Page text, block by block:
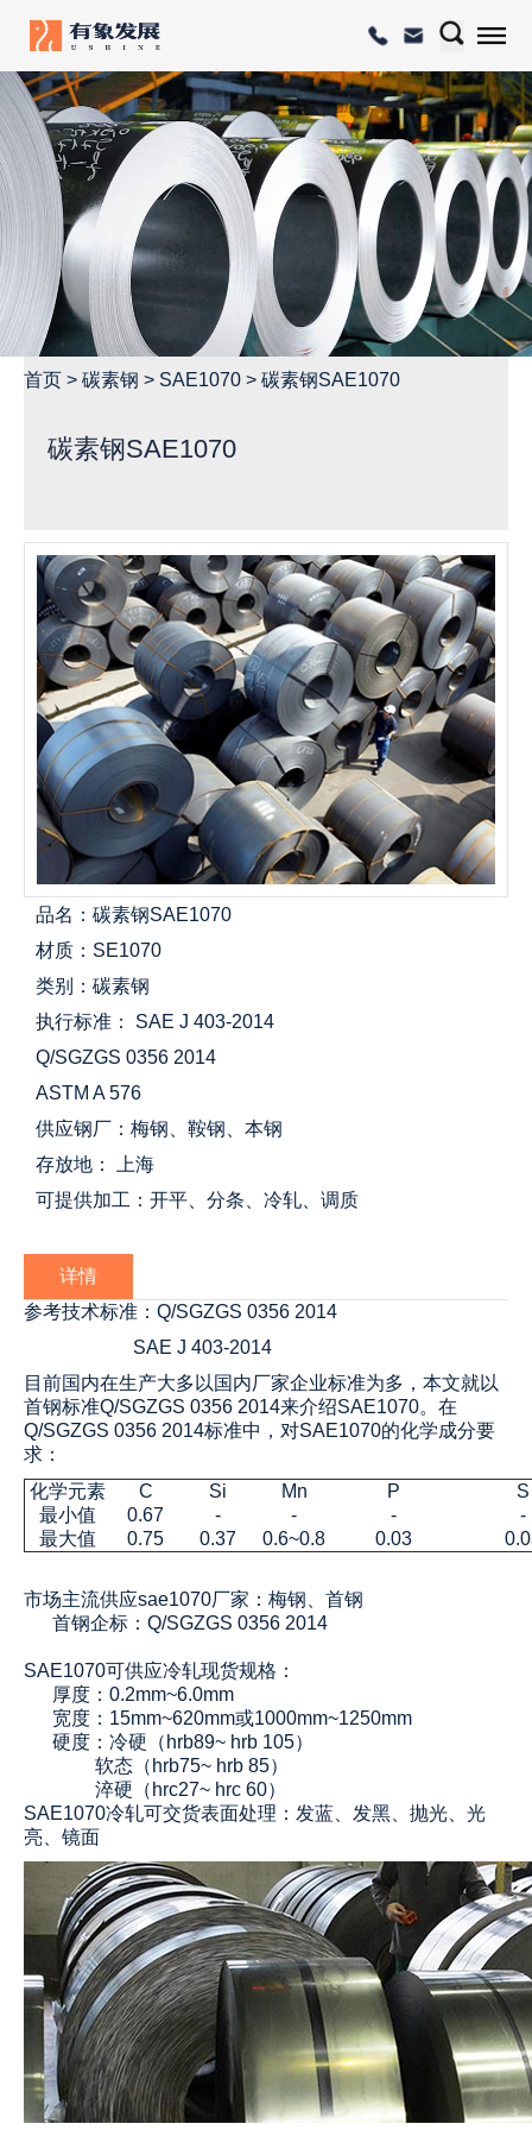
首页 > 碳素钢 > SAE1070 > 碳素钢SAE1070
碳素钢SAE1070
品名：碳素钢SAE1070
材质：SE1070
类别：碳素钢
执行标准： SAE J 403-2014
Q/SGZGS 0356 2014
ASTM A 576
供应钢厂：梅钢、鞍钢、本钢
存放地： 上海
可提供加工：开平、分条、冷轧、调质
详情
参考技术标准：Q/SGZGS 0356 2014
SAE J 403-2014
目前国内在生产大多以国内厂家企业标准为多，本文就以
首钢标准Q/SGZGS 0356 2014来介绍SAE1070。在
Q/SGZGS 0356 2014标准中，对SAE1070的化学成分要
求：
化学元素
C Si Mn P
S
最小值
0.67 - - -
-
最大值
0.75 0.37 0.6~0.8 0.03
市场主流供应sae1070厂家：梅钢、首钢
首钢企标：Q/SGZGS 0356 2014
SAE1070可供应冷轧现货规格：
厚度：0.2mm~6.0mm
宽度：15mm~620mm或1000mm~1250mm
硬度：冷硬（hrb89~ hrb 105）
软态（hrb75~ hrb 85）
淬硬（hrc27~ hrc 60）
SAE1070冷轧可交货表面处理：发蓝、发黑、抛光、光
亮、镜面